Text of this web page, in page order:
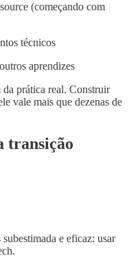
(começando com
técnicos
aprendizes
prática real. Construir
vale mais que dezenas de
transição
e eficaz: usar